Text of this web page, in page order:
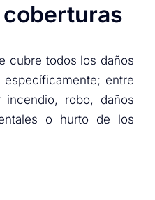
coberturas
cubre todos los daños
entre
robo, daños
o hurto de los